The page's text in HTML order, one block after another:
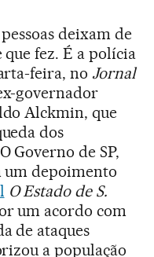
deixam de
fez. É a polícia
feira, no Jornal
governador
Alckmin, que
dos
Governo de SP,
um depoimento
O Estado de S.
um acordo com
de ataques
a população